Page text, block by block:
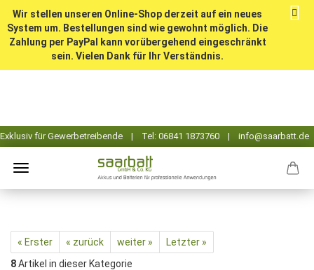
Wir stellen unseren Online-Shop derzeit auf ein neues
System um. Bestellungen sind wie gewohnt möglich. Die
Zahlung per PayPal kann vorübergehend eingeschränkt
sein. Vielen Dank für Ihr Verständnis.
« Erster « zurück weiter »
Letzter »
8Artikel in dieser Kategorie